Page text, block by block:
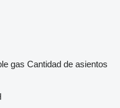
gas Cantidad de asientos